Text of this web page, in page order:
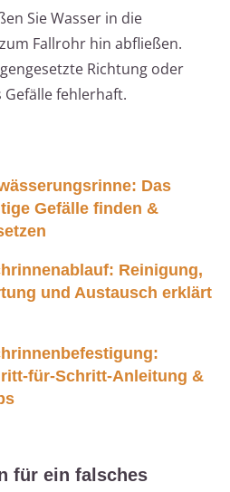
Sie Wasser in die
Fallrohr hin abfließen.
Richtung oder
fehlerhaft.
Das
Gefälle finden &
Reinigung,
und Austausch erklärt
für-Schritt-Anleitung &
für ein falsches